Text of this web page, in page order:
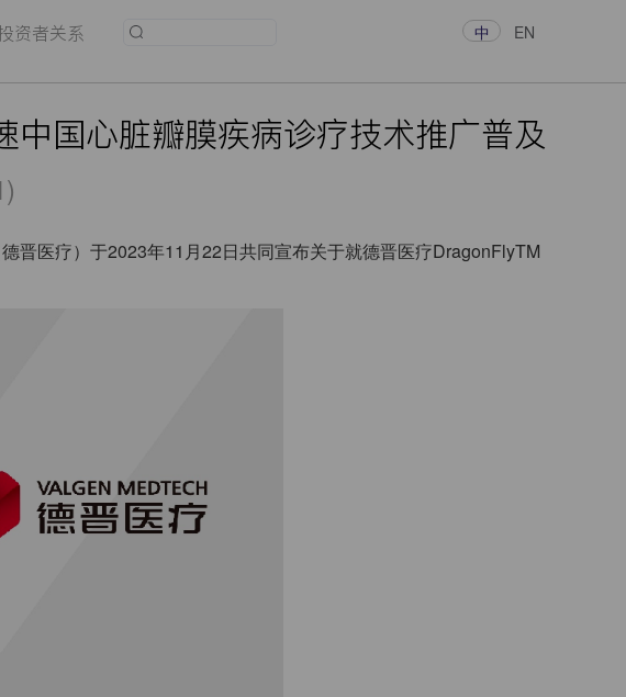
资者关系 中 EN
国心脏瓣膜疾病诊疗技术推广普及
晋医疗）于2023年11月22日共同宣布关于就德晋医疗DragonFlyTM